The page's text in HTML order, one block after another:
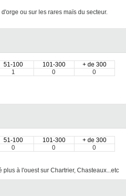
ou sur les rares maïs du secteur.
51-100 101-300
+ de 300
1 0
0
51-100 101-300
+ de 300
0 0
0
à l'ouest sur Chartrier, Chasteaux...etc